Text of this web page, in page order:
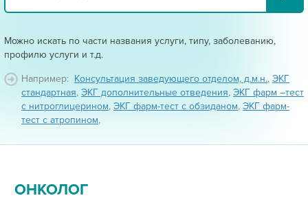
Можно искать по части названия услуги, типу, заболеванию,
профилю услуги и т.д.
Например: Консультация заведующего отделом, д.м.н., ЭКГ
стандартная, ЭКГ дополнительные отведения, ЭКГ фарм –тест
с нитроглицерином, ЭКГ фарм-тест с обзиданом, ЭКГ фарм-
тест с атропином,
ОНКОЛОГ